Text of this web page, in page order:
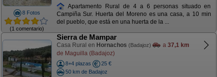
8 Fotos
(1 comentario)
Apartamento Rural de 4 a 6 personas situado en
Campiña Sur. Huerta del Moreno es una casa, a 10 min
del pueblo, que está en una huerta de la ...
Sierra de Mampar
Casa Rural en Hornachos (Badajoz) a 37,1 km
de Maguilla (Badajoz)
8+4 plazas
25 €
50 km de Badajoz